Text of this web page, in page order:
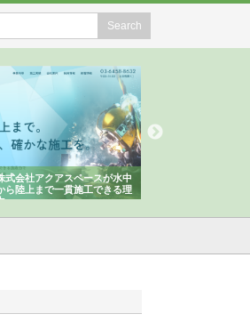
株式会社地盤調査事務所が選ば
れ続ける理由と建設コンサルの
強み